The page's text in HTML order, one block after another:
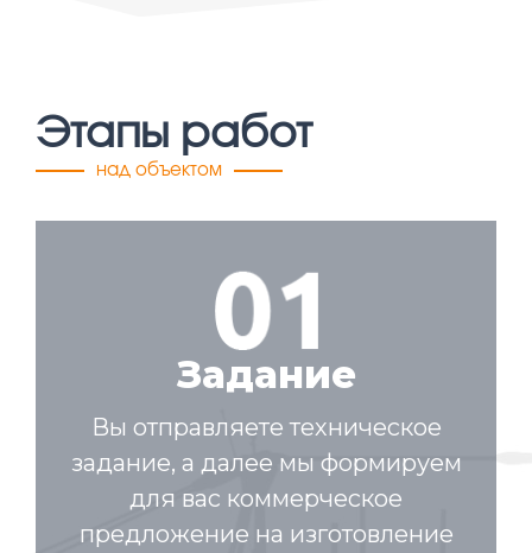
Этапы работ
над объектом
Задание
Вы отправляете техническое
задание, а далее мы формируем
для вас коммерческое
предложение на изготовление